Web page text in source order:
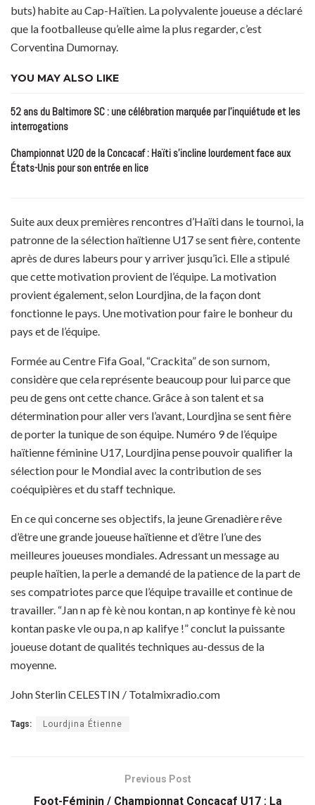
buts) habite au Cap-Haïtien. La polyvalente joueuse a déclaré
que la footballeuse qu’elle aime la plus regarder, c’est
Corventina Dumornay.
YOU MAY ALSO LIKE
52 ans du Baltimore SC : une célébration marquée par l’inquiétude et les
interrogations
Championnat U20 de la Concacaf : Haïti s’incline lourdement face aux
États-Unis pour son entrée en lice
Suite aux deux premières rencontres d’Haïti dans le tournoi, la
patronne de la sélection haïtienne U17 se sent fière, contente
après de dures labeurs pour y arriver jusqu’ici. Elle a stipulé
que cette motivation provient de l’équipe. La motivation
provient également, selon Lourdjina, de la façon dont
fonctionne le pays. Une motivation pour faire le bonheur du
pays et de l’équipe.
Formée au Centre Fifa Goal, “Crackita” de son surnom,
considère que cela représente beaucoup pour lui parce que
peu de gens ont cette chance. Grâce à son talent et sa
détermination pour aller vers l’avant, Lourdjina se sent fière
de porter la tunique de son équipe. Numéro 9 de l’équipe
haïtienne féminine U17, Lourdjina pense pouvoir qualifier la
sélection pour le Mondial avec la contribution de ses
coéquipières et du staff technique.
En ce qui concerne ses objectifs, la jeune Grenadière rêve
d’être une grande joueuse haïtienne et d’être l’une des
meilleures joueuses mondiales. Adressant un message au
peuple haïtien, la perle a demandé de la patience de la part de
ses compatriotes parce que l’équipe travaille et continue de
travailler. “Jan n ap fè kè nou kontan, n ap kontinye fè kè nou
kontan paske vle ou pa, n ap kalifye !” conclut la puissante
joueuse dotant de qualités techniques au-dessus de la
moyenne.
John Sterlin CELESTIN / Totalmixradio.com
Tags: Lourdjina Étienne
Previous Post
Foot-Féminin / Championnat Concacaf U17 : La